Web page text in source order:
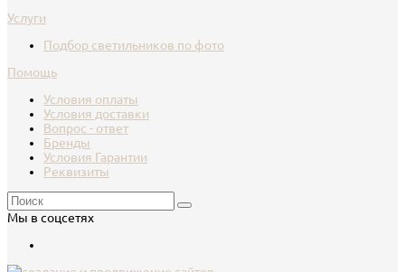
Услуги
Подбор светильников по фото
Помощь
Условия оплаты
Условия доставки
Вопрос - ответ
Бренды
Условия Гарантии
Реквизиты
Мы в соцсетях